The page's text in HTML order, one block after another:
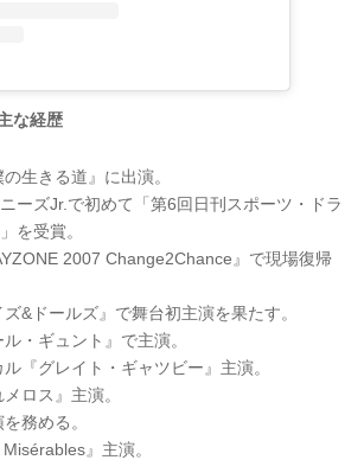
な経歴
生きる道』に出演。
ーズJr.で初めて「第6回日刊スポーツ・ドラ
を受賞。
2007 Change2Chance』で現場復帰
&ドールズ』で舞台初主演を果たす。
・ギュント』で主演。
『グレイト・ギャツビー』主演。
ロス』主演。
務める。
』主演。